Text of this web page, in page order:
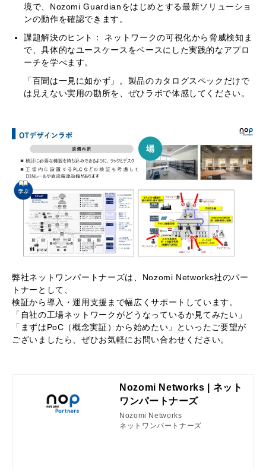
境で、Nozomi Guardianをはじめとする最新ソリューショ
ンの動作を確認できます。
課題解決のヒント： ネットワークの可視化から脅威検知ま
で、具体的なユースケースをベースにした実践的なアプロ
ーチを学べます。
「百聞は一見に如かず」。製品のカタログスペックだけで
は見えない実用の勘所を、ぜひラボで体感してください。
弊社ネットワンパートナーズは、Nozomi Networks社のパー
トナーとして、
検証から導入・運用支援まで幅広くサポートしています。
「自社の工場ネットワークがどうなっているか見てみたい」
「まずはPoC（概念実証）から始めたい」といったご要望が
ございましたら、ぜひお気軽にお問い合わせください。
Nozomi Networks | ネット
ワンパートナーズ
Nozomi Networks
ネットワンパートナーズ